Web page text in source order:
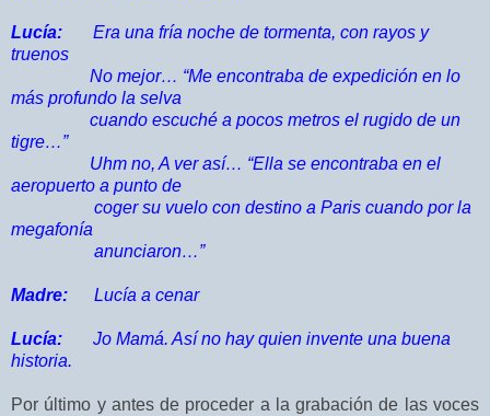
Lucía: Era una fría noche de tormenta, con rayos y
truenos
No mejor… “Me encontraba de expedición en lo
más profundo la selva
cuando escuché a pocos metros el rugido de un
tigre…”
Uhm no, A ver así… “Ella se encontraba en el
aeropuerto a punto de
cogersu vuelo con destino a Paris cuando por la
megafonía
anunciaron…”
Madre: Lucía a cenar
Lucía: Jo Mamá. Así no hay quien invente una buena
historia.
Por último y antes de proceder a la grabación de las voces